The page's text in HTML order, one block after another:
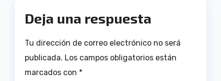
Deja una respuesta
Tu dirección de correo electrónico no será
publicada. Los campos obligatorios están
marcados con *